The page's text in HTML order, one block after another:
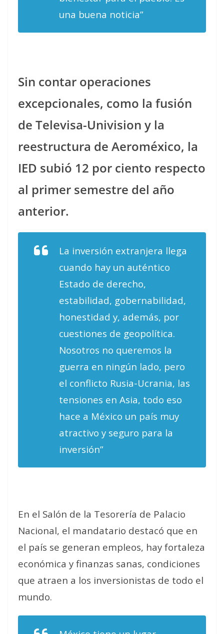
una buena noticia”
Sin contar operaciones
excepcionales, como la fusión
de Televisa-Univision y la
reestructura de Aeroméxico, la
IED subió 12 por ciento respecto
al primer semestre del año
anterior.
La inversión extranjera llega
cuando hay un auténtico
Estado de derecho,
estabilidad, gobernabilidad,
honestidad y, además, por
cuestiones de geopolítica.
Nosotros no queremos la
guerra en ningún lado, pero
el conflicto Rusia-Ucrania, las
tensiones en Asia, todo eso
hace a México un país muy
atractivo y seguro para la
inversión”
En el Salón de la Tesorería de Palacio
Nacional, el mandatario destacó que en
el país se generan empleos, hay fortaleza
económica y finanzas sanas, condiciones
que atraen a los inversionistas de todo el
mundo.